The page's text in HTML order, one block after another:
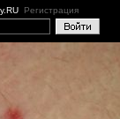
Регистрация